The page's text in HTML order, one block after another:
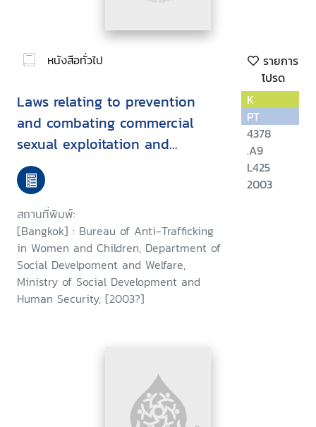
หนังสือทั่วไป
รายการ
โปรด
Laws relating to prevention
and combating commercial
sexual exploitation and
trafficking in women and
children
สถานที่พิมพ์:
[Bangkok] : Bureau of Anti-Trafficking
in Women and Children, Department of
Social Develpoment and Welfare,
Ministry of Social Development and
Human Security, [2003?]
K
PT
4378
.A9
L425
2003